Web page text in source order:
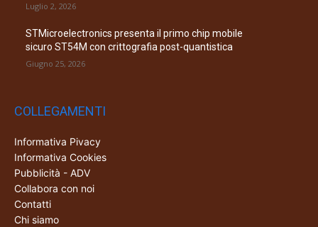
Luglio 2, 2026
STMicroelectronics presenta il primo chip mobile
sicuro ST54M con crittografia post-quantistica
Giugno 25, 2026
COLLEGAMENTI
Informativa Pivacy
Informativa Cookies
Pubblicità - ADV
Collabora con noi
Contatti
Chi siamo